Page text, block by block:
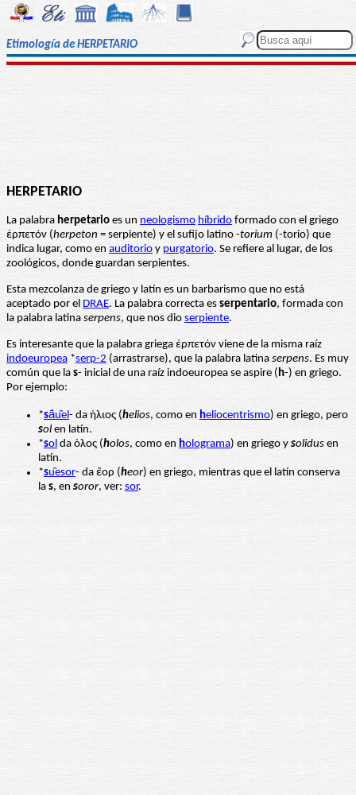
Etimología de HERPETARIO
HERPETARIO
La palabra herpetario es un neologismo híbrido formado con el griego
ἑρπετόν (herpeton = serpiente) y el sufijo latino -torium (-torio) que
indica lugar, como en auditorio y purgatorio. Se refiere al lugar, de los
zoológicos, donde guardan serpientes.
Esta mezcolanza de griego y latín es un barbarismo que no está
aceptado por el DRAE. La palabra correcta es serpentario, formada con
la palabra latina serpens, que nos dio serpiente.
Es interesante que la palabra griega ἑρπετόν viene de la misma raíz
indoeuropea *serp-2 (arrastrarse), que la palabra latina serpens. Es muy
común que la s- inicial de una raíz indoeuropea se aspire (h-) en griego.
Por ejemplo:
*sā́u̯el- da ήλιος (helios, como en heliocentrismo) en griego, pero
sol en latín.
*sol da ὁλος (holos, como en holograma) en griego y solidus en
latín.
*su̯esor- da ἔορ (heor) en griego, mientras que el latín conserva
la s, en soror, ver: sor.